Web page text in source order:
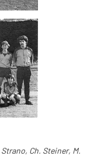
Ch. Steiner, M.